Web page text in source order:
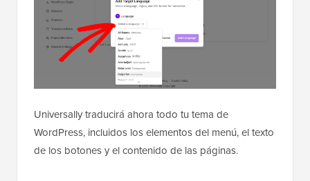
Universally traducirá ahora todo tu tema de
WordPress, incluidos los elementos del menú, el texto
de los botones y el contenido de las páginas.